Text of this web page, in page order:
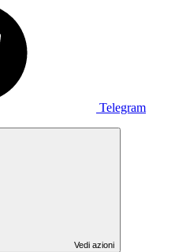
Telegram
Vedi azioni